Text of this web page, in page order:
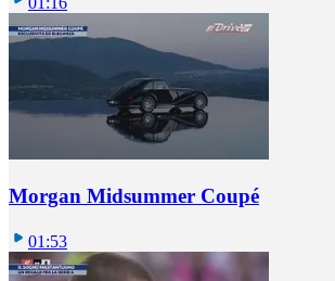
Morgan Midsummer Coupé
01:53